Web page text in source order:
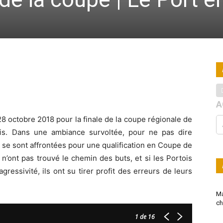
octobre 2018 pour la finale de la coupe régionale de
Dans une ambiance survoltée, pour ne pas dire
sont affrontées pour une qualification en Coupe de
pas trouvé le chemin des buts, et si les Portois
ils ont su tirer profit des erreurs de leurs
1 de 16